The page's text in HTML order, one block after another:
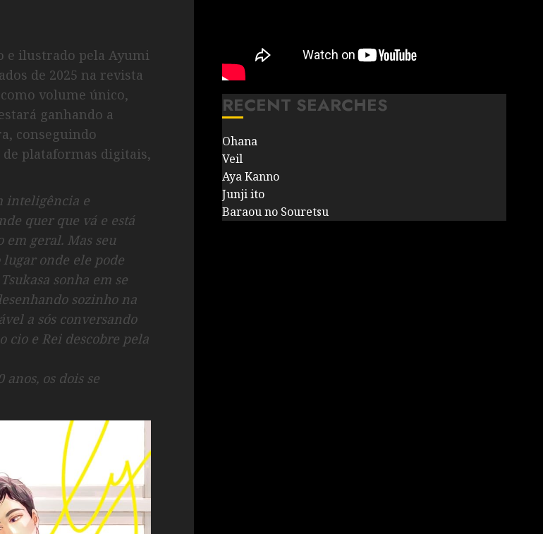
e ilustrado pela Ayumi
de 2025 na revista
volume único,
ganhando a
conseguindo
plataformas digitais,
inteligência e
quer que vá e está
em geral. Mas seu
lugar onde ele pode
sonha em se
sozinho na
a sós conversando
cio e Rei descobre pela
os dois se
RECENT SEARCHES
Ohana
Veil
Aya Kanno
Junji ito
Baraou no Souretsu